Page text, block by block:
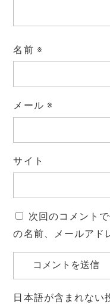
名前 ※
メール ※
サイト
次回のコメント
の名前、メールアド
日本語が含まれない